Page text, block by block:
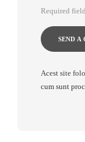
Required
Acest site
cum sunt